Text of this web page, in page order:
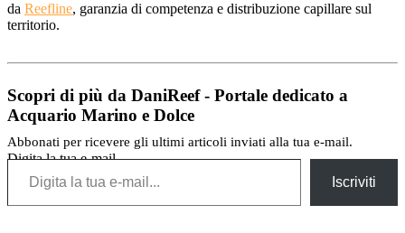
da Reefline, garanzia di competenza e distribuzione capillare sul
territorio.
Scopri di più da DaniReef - Portale dedicato a
Acquario Marino e Dolce
Abbonati per ricevere gli ultimi articoli inviati alla tua e-mail.
Digita la tua e-mail...
Iscriviti